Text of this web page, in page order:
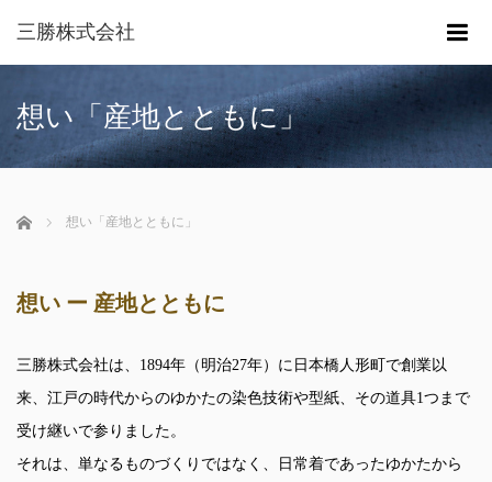
三勝株式会社
想い「産地とともに」
ホーム 想い「産地とともに」
想い ー 産地とともに
三勝株式会社は、1894年（明治27年）に日本橋人形町で創業以
来、江戸の時代からのゆかたの染色技術や型紙、その道具1つまで
受け継いで参りました。
それは、単なるものづくりではなく、日常着であったゆかたから